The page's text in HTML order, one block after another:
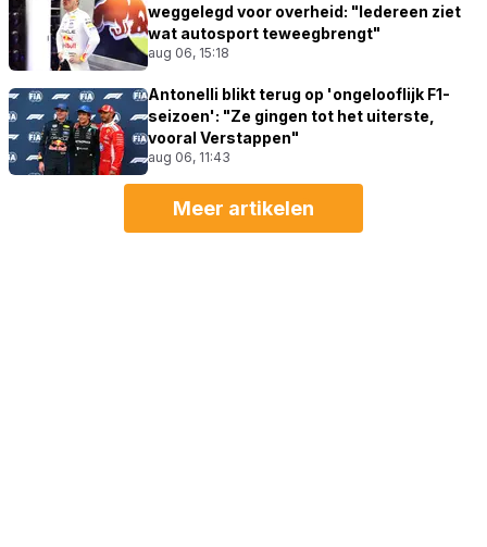
weggelegd voor overheid: "Iedereen ziet
wat autosport teweegbrengt"
aug 06, 15:18
Antonelli blikt terug op 'ongelooflijk F1-
seizoen': "Ze gingen tot het uiterste,
vooral Verstappen"
aug 06, 11:43
Meer artikelen